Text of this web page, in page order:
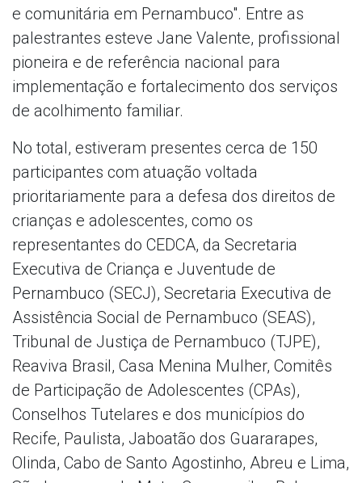
e comunitária em Pernambuco". Entre as
palestrantes esteve Jane Valente, profissional
pioneira e de referência nacional para
implementação e fortalecimento dos serviços
de acolhimento familiar.
No total, estiveram presentes cerca de 150
participantes com atuação voltada
prioritariamente para a defesa dos direitos de
crianças e adolescentes, como os
representantes do CEDCA, da Secretaria
Executiva de Criança e Juventude de
Pernambuco (SECJ), Secretaria Executiva de
Assistência Social de Pernambuco (SEAS),
Tribunal de Justiça de Pernambuco (TJPE),
Reaviva Brasil, Casa Menina Mulher, Comitês
de Participação de Adolescentes (CPAs),
Conselhos Tutelares e dos municípios do
Recife, Paulista, Jaboatão dos Guararapes,
Olinda, Cabo de Santo Agostinho, Abreu e Lima,